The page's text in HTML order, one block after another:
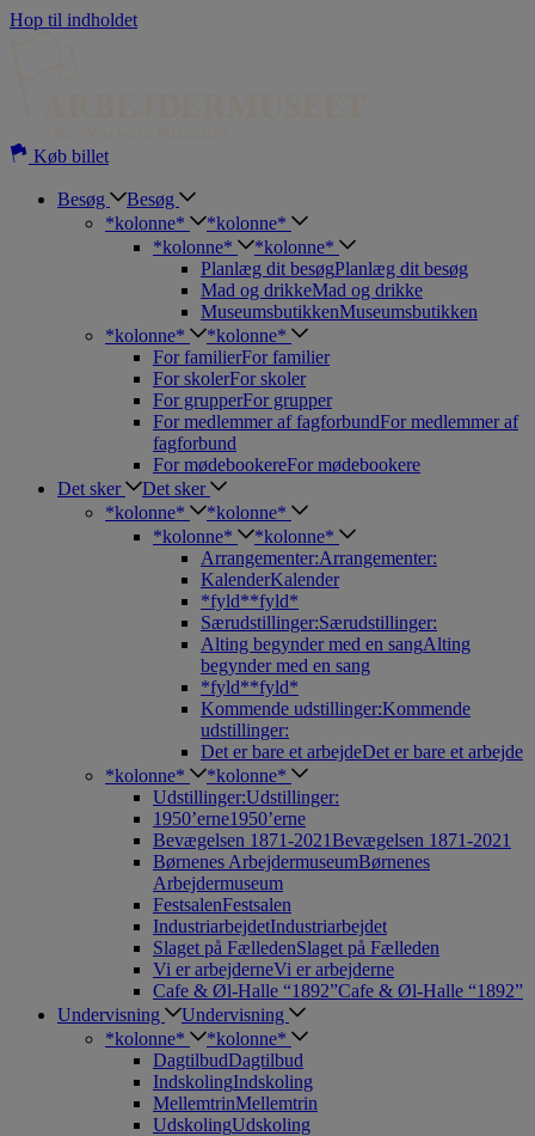
Hop til indholdet
Køb billet
Besøg
Besøg
*kolonne*
*kolonne*
*kolonne*
*kolonne*
Planlæg dit besøgPlanlæg dit besøg
Mad og drikkeMad og drikke
MuseumsbutikkenMuseumsbutikken
*kolonne*
*kolonne*
For familierFor familier
For skolerFor skoler
For grupperFor grupper
For medlemmer af fagforbundFor medlemmer af
fagforbund
For mødebookereFor mødebookere
Det sker
Det sker
*kolonne*
*kolonne*
*kolonne*
*kolonne*
Arrangementer:Arrangementer:
KalenderKalender
*fyld**fyld*
Særudstillinger:Særudstillinger:
Alting begynder med en sangAlting
begynder med en sang
*fyld**fyld*
Kommende udstillinger:Kommende
udstillinger:
Det er bare et arbejdeDet er bare et arbejde
*kolonne*
*kolonne*
Udstillinger:Udstillinger:
1950’erne1950’erne
Bevægelsen 1871-2021Bevægelsen 1871-2021
Børnenes ArbejdermuseumBørnenes
Arbejdermuseum
FestsalenFestsalen
IndustriarbejdetIndustriarbejdet
Slaget på FælledenSlaget på Fælleden
Vi er arbejderneVi er arbejderne
Cafe & Øl-Halle “1892”Cafe & Øl-Halle “1892”
Undervisning
Undervisning
*kolonne*
*kolonne*
DagtilbudDagtilbud
IndskolingIndskoling
MellemtrinMellemtrin
UdskolingUdskoling